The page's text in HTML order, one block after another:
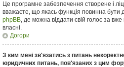
Це програмне забезпечення створене і
вважаєте, що якась функція повинна бути
phpBB, де можна віддати свій голос за
власні.
Догори
З ким мені зв'язатись з питань
юридичних питань, пов'язаних з цим